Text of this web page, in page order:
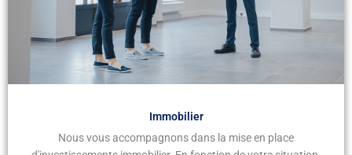
Immobilier
Nous vous accompagnons dans la mise en place